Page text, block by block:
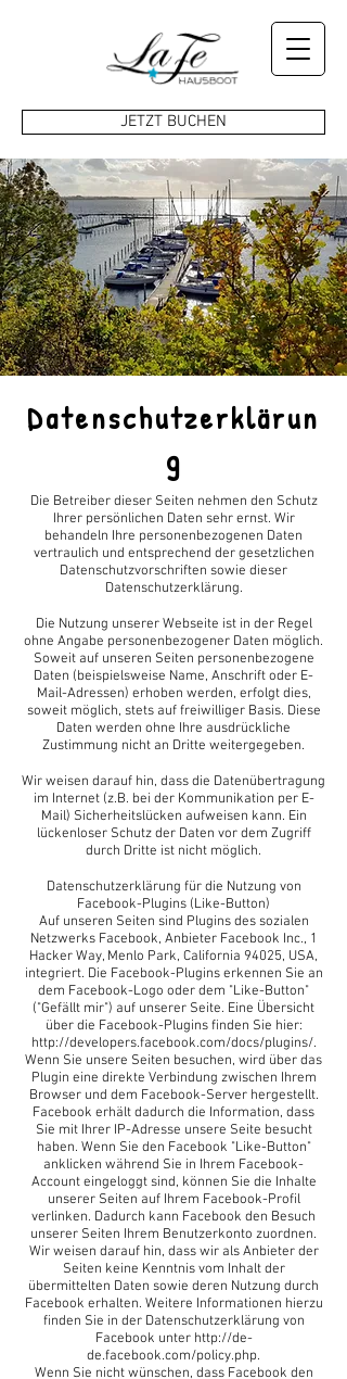
JETZT BUCHEN
Datenschutzerklärun
g
Die Betreiber dieser Seiten nehmen den Schutz
Ihrer persönlichen Daten sehr ernst. Wir
behandeln Ihre personenbezogenen Daten
vertraulich und entsprechend der gesetzlichen
Datenschutzvorschriften sowie dieser
Datenschutzerklärung.
Die Nutzung unserer Webseite ist in der Regel
ohne Angabe personenbezogener Daten möglich.
Soweit auf unseren Seiten personenbezogene
Daten (beispielsweise Name, Anschrift oder E-
Mail-Adressen) erhoben werden, erfolgt dies,
soweit möglich, stets auf freiwilliger Basis. Diese
Daten werden ohne Ihre ausdrückliche
Zustimmung nicht an Dritte weitergegeben.
Wir weisen darauf hin, dass die Datenübertragung
im Internet (z.B. bei der Kommunikation per E-
Mail) Sicherheitslücken aufweisen kann. Ein
lückenloser Schutz der Daten vor dem Zugriff
durch Dritte ist nicht möglich.
Datenschutzerklärung für die Nutzung von
Facebook-Plugins (Like-Button)
Auf unseren Seiten sind Plugins des sozialen
Netzwerks Facebook, Anbieter Facebook Inc., 1
Hacker Way, Menlo Park, California 94025, USA,
integriert. Die Facebook-Plugins erkennen Sie an
dem Facebook-Logo oder dem "Like-Button"
("Gefällt mir") auf unserer Seite. Eine Übersicht
über die Facebook-Plugins finden Sie hier:
http://developers.facebook.com/docs/plugins/.
Wenn Sie unsere Seiten besuchen, wird über das
Plugin eine direkte Verbindung zwischen Ihrem
Browser und dem Facebook-Server hergestellt.
Facebook erhält dadurch die Information, dass
Sie mit Ihrer IP-Adresse unsere Seite besucht
haben. Wenn Sie den Facebook "Like-Button"
anklicken während Sie in Ihrem Facebook-
Account eingeloggt sind, können Sie die Inhalte
unserer Seiten auf Ihrem Facebook-Profil
verlinken. Dadurch kann Facebook den Besuch
unserer Seiten Ihrem Benutzerkonto zuordnen.
Wir weisen darauf hin, dass wir als Anbieter der
Seiten keine Kenntnis vom Inhalt der
übermittelten Daten sowie deren Nutzung durch
Facebook erhalten. Weitere Informationen hierzu
finden Sie in der Datenschutzerklärung von
Facebook unter http://de-
de.facebook.com/policy.php.
Wenn Sie nicht wünschen, dass Facebook den